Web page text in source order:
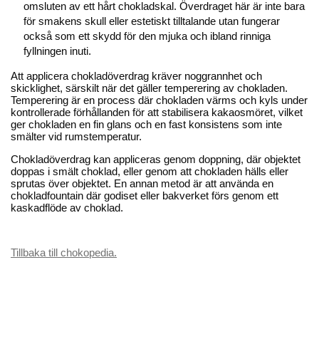
omsluten av ett hårt chokladskal. Överdraget här är inte bara
för smakens skull eller estetiskt tilltalande utan fungerar
också som ett skydd för den mjuka och ibland rinniga
fyllningen inuti.
Att applicera chokladöverdrag kräver noggrannhet och
skicklighet, särskilt när det gäller temperering av chokladen.
Temperering är en process där chokladen värms och kyls under
kontrollerade förhållanden för att stabilisera kakaosmöret, vilket
ger chokladen en fin glans och en fast konsistens som inte
smälter vid rumstemperatur.
Chokladöverdrag kan appliceras genom doppning, där objektet
doppas i smält choklad, eller genom att chokladen hälls eller
sprutas över objektet. En annan metod är att använda en
chokladfountain där godiset eller bakverket förs genom ett
kaskadflöde av choklad.
Tillbaka till chokopedia.